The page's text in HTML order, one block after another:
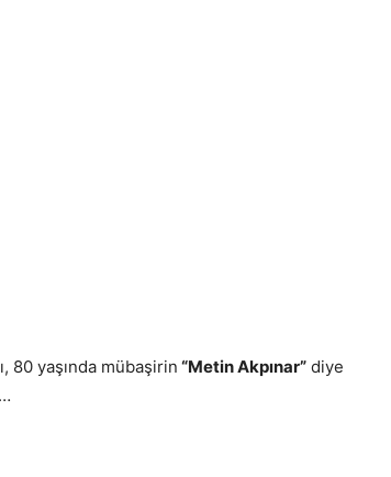
80 yaşında mübaşirin “Metin Akpınar” diye